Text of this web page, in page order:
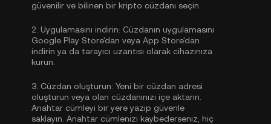
güvenilir ve bilinen bir kripto cüzdanı seçin.
2. Uygulamasını indirin: Cüzdanın uygulamasını
Google Play Store'dan veya App Store'dan
indirin ya da tarayıcı uzantısı olarak cihazınıza
kurun.
3. Cüzdan oluşturun: Yeni bir cüzdan adresi
oluşturun veya olan cüzdanınızı içe aktarın.
Anahtar cümleyi bir yere yazıp güvenle
saklayın. Anahtar cümlenizi kaybederseniz, hiç